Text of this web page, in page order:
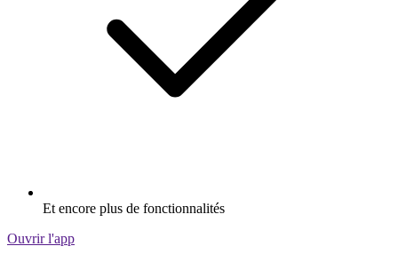
Et encore plus de fonctionnalités
Ouvrir l'app